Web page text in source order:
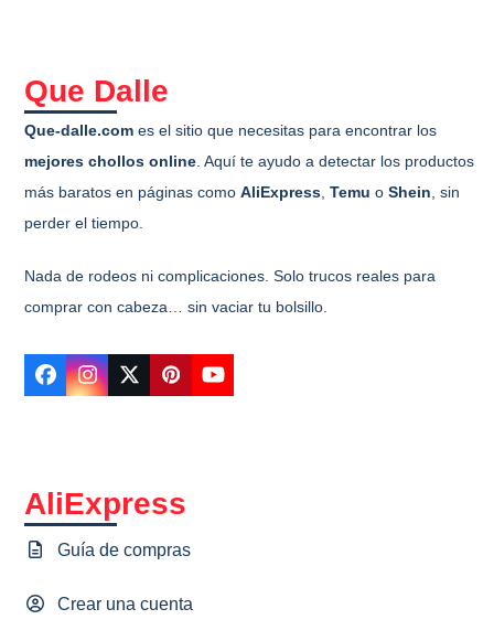
Que Dalle
Que-dalle.com es el sitio que necesitas para encontrar los
mejores chollos online . Aquí te ayudo a detectar los productos
más baratos en páginas comoAliExpress ,Temu oShein , sin
perder el tiempo.
Nada de rodeos ni complicaciones. Solo trucos reales para
comprar con cabeza… sin vaciar tu bolsillo.
Facebook
Instagram
TwitterPinterestYouTube
AliExpress
Guía de compras
Crear una cuenta